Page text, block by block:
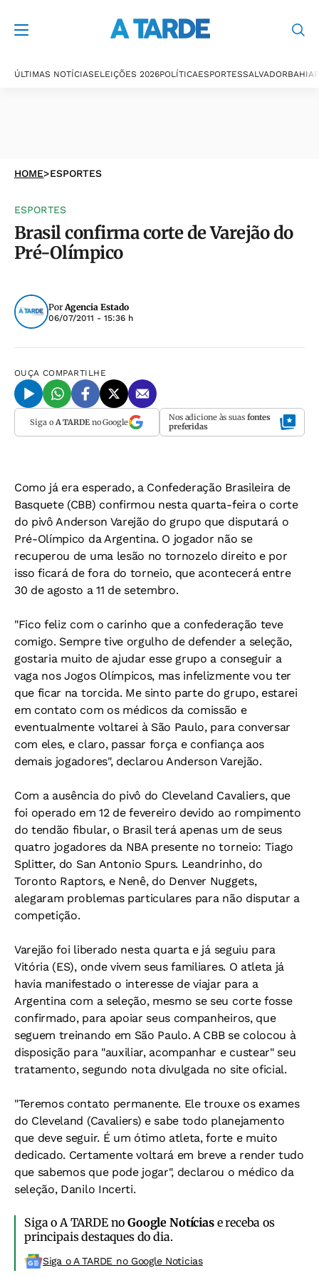
ÚLTIMAS NOTÍCIASELEIÇÕES 2026POLÍTICAESPORTESSALVADORBAHIA
HOME>ESPORTES
ESPORTES
Brasil confirma corte de Varejão do
Pré-Olímpico
PorAgencia Estado
06/07/2011 - 15:36 h
OUÇA COMPARTILHE
Siga o A TARDEno Google Nos adicione às suas fontes
preferidas
Como já era esperado, a Confederação Brasileira de
Basquete (CBB) confirmou nesta quarta-feira o corte
do pivô Anderson Varejão do grupo que disputará o
Pré-Olímpico da Argentina. O jogador não se
recuperou de uma lesão no tornozelo direito e por
isso ficará de fora do torneio, que acontecerá entre
30 de agosto a 11 de setembro.
"Fico feliz com o carinho que a confederação teve
comigo. Sempre tive orgulho de defender a seleção,
gostaria muito de ajudar esse grupo a conseguir a
vaga nos Jogos Olímpicos, mas infelizmente vou ter
que ficar na torcida. Me sinto parte do grupo, estarei
em contato com os médicos da comissão e
eventualmente voltarei à São Paulo, para conversar
com eles, e claro, passar força e confiança aos
demais jogadores", declarou Anderson Varejão.
Com a ausência do pivô do Cleveland Cavaliers, que
foi operado em 12 de fevereiro devido ao rompimento
do tendão fibular, o Brasil terá apenas um de seus
quatro jogadores da NBA presente no torneio: Tiago
Splitter, do San Antonio Spurs. Leandrinho, do
Toronto Raptors, e Nenê, do Denver Nuggets,
alegaram problemas particulares para não disputar a
competição.
Varejão foi liberado nesta quarta e já seguiu para
Vitória (ES), onde vivem seus familiares. O atleta já
havia manifestado o interesse de viajar para a
Argentina com a seleção, mesmo se seu corte fosse
confirmado, para apoiar seus companheiros, que
seguem treinando em São Paulo. A CBB se colocou à
disposição para "auxiliar, acompanhar e custear" seu
tratamento, segundo nota divulgada no site oficial.
"Teremos contato permanente. Ele trouxe os exames
do Cleveland (Cavaliers) e sabe todo planejamento
que deve seguir. É um ótimo atleta, forte e muito
dedicado. Certamente voltará em breve a render tudo
que sabemos que pode jogar", declarou o médico da
seleção, Danilo Incerti.
Siga o A TARDE noGoogle Notíciase receba os
principais destaques do dia.
Siga o A TARDE no Google Noticias